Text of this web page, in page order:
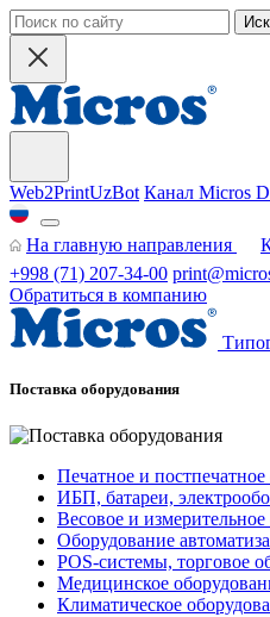
Web2PrintUzBot Канал Micros
На главную направления
+998 (71) 207-34-00
Обратиться в компанию
Поставка оборудования
Печатное и
ИБП, батареи,
Весовое и
Оборудование
POS-системы, торговое
Медицинское
Климатическое